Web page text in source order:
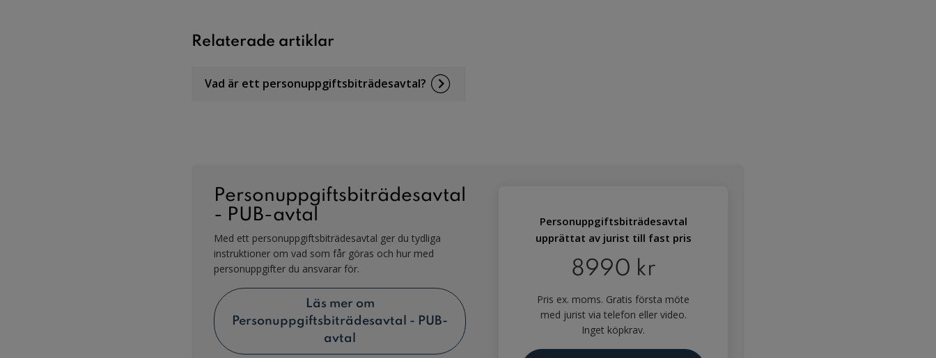
Relaterade artiklar
Vad är ett personuppgiftsbiträdesavtal?
Personuppgiftsbiträdesavtal
- PUB-avtal
Med ett personuppgiftsbiträdesavtal ger du tydliga
instruktioner om vad som får göras och hur med
personuppgifter du ansvarar för.
Läs mer om
Personuppgiftsbiträdesavtal - PUB-
avtal
Personuppgiftsbiträdesavtal
upprättat av jurist till fast pris
8990 kr
Pris ex. moms. Gratis första möte
med jurist via telefon eller video.
Inget köpkrav.